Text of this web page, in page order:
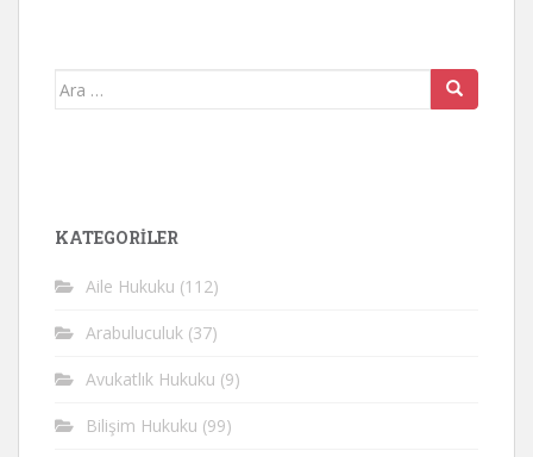
Arama
KATEGORİLER
Aile Hukuku (112)
Arabuluculuk (37)
Avukatlık Hukuku (9)
Bilişim Hukuku (99)